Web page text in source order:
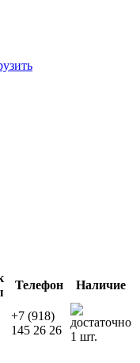
Телефон Наличие
+7 (918)
145 26 26
1 шт.